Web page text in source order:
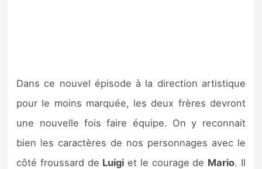
Dans ce nouvel épisode à la direction artistique
pour le moins marquée, les deux frères devront
une nouvelle fois faire équipe. On y reconnait
bien les caractères de nos personnages avec le
côté froussard de Luigi et le courage de Mario. Il